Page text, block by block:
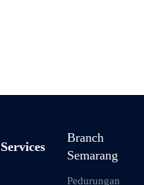
Branch
Semarang
Pedurungan